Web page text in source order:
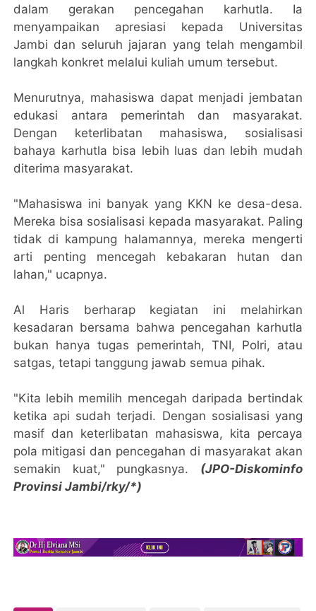
dalam gerakan pencegahan karhutla. Ia
menyampaikan apresiasi kepada Universitas
Jambi dan seluruh jajaran yang telah mengambil
langkah konkret melalui kuliah umum tersebut.
Menurutnya, mahasiswa dapat menjadi jembatan
edukasi antara pemerintah dan masyarakat.
Dengan keterlibatan mahasiswa, sosialisasi
bahaya karhutla bisa lebih luas dan lebih mudah
diterima masyarakat.
"Mahasiswa ini banyak yang KKN ke desa-desa.
Mereka bisa sosialisasi kepada masyarakat. Paling
tidak di kampung halamannya, mereka mengerti
arti penting mencegah kebakaran hutan dan
lahan," ucapnya.
Al Haris berharap kegiatan ini melahirkan
kesadaran bersama bahwa pencegahan karhutla
bukan hanya tugas pemerintah, TNI, Polri, atau
satgas, tetapi tanggung jawab semua pihak.
"Kita lebih memilih mencegah daripada bertindak
ketika api sudah terjadi. Dengan sosialisasi yang
masif dan keterlibatan mahasiswa, kita percaya
pola mitigasi dan pencegahan di masyarakat akan
semakin kuat," pungkasnya. (JPO-Diskominfo
Provinsi Jambi/rky/*)